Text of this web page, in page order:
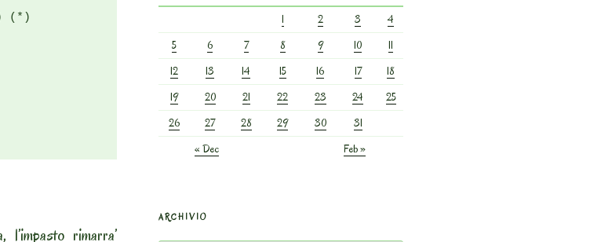
(*)
rimarra’
1
2 3
4
5
6 7 8 9 10
11
12
13 14 15 16 17
18
19
20 21 22 23 24
25
26
27 28 29 30
31
« Dec
Feb »
ARCHIVIO